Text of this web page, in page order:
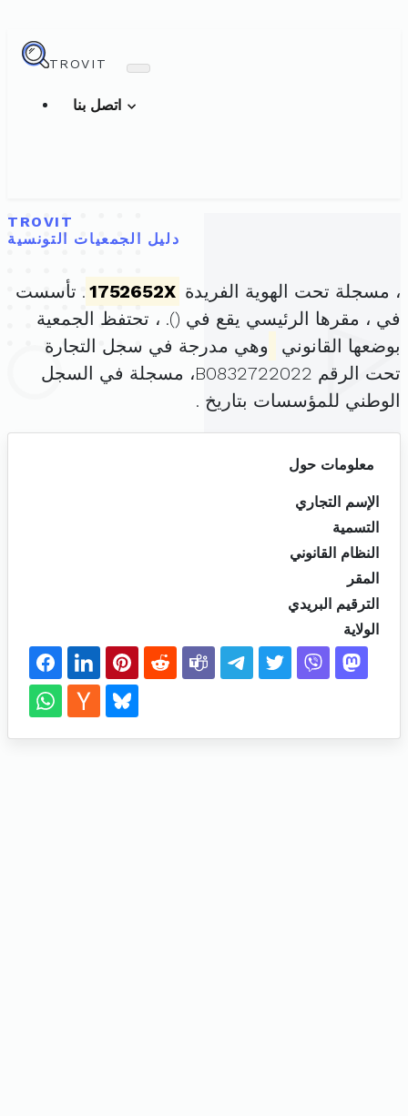
TROVIT
TROVIT
دليل الجمعيات التونسية
، مسجلة تحت الهوية الفريدة 1752652X . تأسست
في ، مقرها الرئيسي يقع في (). ، تحتفظ الجمعية
بوضعها القانوني
وهي مدرجة في سجل التجارة
تحت الرقم B0832722022، مسجلة في السجل
الوطني للمؤسسات بتاريخ .
معلومات حول
الإسم التجاري
التسمية
النظام القانوني
المقر
الترقيم البريدي
الولاية